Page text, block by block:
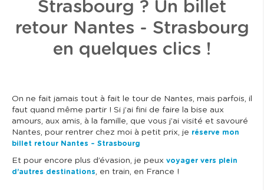
Strasbourg ? Un billet
retour Nantes - Strasbourg
en quelques clics !
On ne fait jamais tout à fait le tour de Nantes, mais parfois, il
faut quand même partir ! Si j’ai fini de faire la bise aux
amours, aux amis, à la famille, que vous j’ai visité et savouré
Nantes, pour rentrer chez moi à petit prix, je réserve mon
billet retour Nantes – Strasbourg
Et pour encore plus d’évasion, je peux voyager vers plein
d’autres destinations, en train, en France !